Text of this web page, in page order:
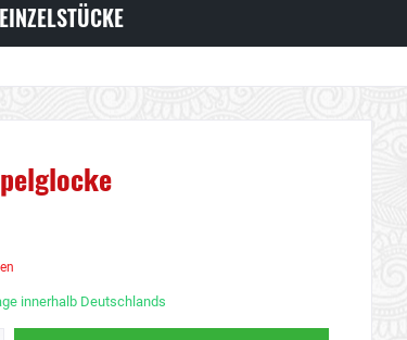
EINZELSTÜCKE
innerhalb Deutschlands